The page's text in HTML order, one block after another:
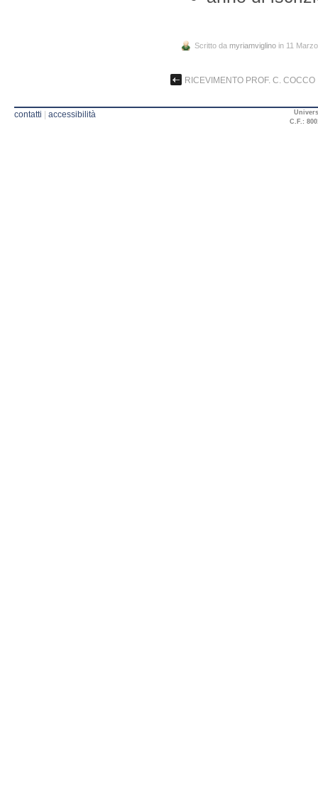
Scritto da myriamviglino in 11
RICEVIMENTO PROF. C. COCCO
contatti | accessibilità
C.F.: